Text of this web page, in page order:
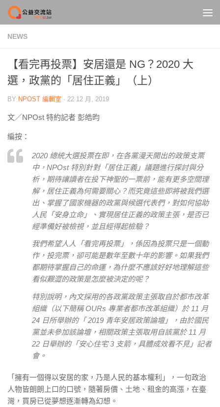
Skip to content
NEWS
【看完再投票】安居還是 NG？2020 大
選，政黨的「居住正義」（上）
BY NPOST 編輯室 · 22 12 月, 2019
文／NPOst 特約記者 彭皓昀
編按：
2020 總統大選投票在即，在各黨漫天開出的政策支票
中，NPOst 特別針對「居住正義」議題進行探討與分
析，期待讓讀者在投下神聖的一票前，能有更多空間理
解，居住正義為何需要關心？而究竟這些即將被我們選
出、掌握了國家機器的政黨與候選代表們，對如何協助
人民「安身立命」、實現居住正義的政策主張，是否已
經準備好被檢視，並且經得起檢驗？
我們希望人人「看完再投票」，係因為投票只是一個動
作，投完票，卻可能是數年至數十年的影響。如果我們
都期待掌握自己的命運，為什麼不應該好好地理解這些
看似艱澀的政策是怎麼被決定的呢？
特別說明，內文採用的各政黨政策主張取自於都市改革
組織（以下簡稱 OURs 專業者都市改革組織）於 11 月
24 日所舉辦的「 2019 青年安居政策論壇」，由於國民
黨並未參加該論壇，相關政策主張取用自該黨於 11 月
22 日舉辦的「安心住宅 3 支箭，具體成效看不見」記者
會。
「擁有一個得以安居的家，乃是人民的基本權利」，一句政治
人物皆朗朗上口的口號，隨著房價、土地、租金的高漲，在臺
灣，買房已從夢想逐漸轉為幻想。